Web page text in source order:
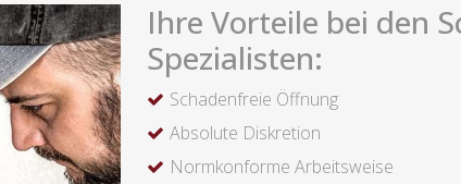
Ihre Vorteile bei den
Spezialisten:
Schadenfreie Öffnung
Absolute Diskretion
Normkonforme Arbeitsweise